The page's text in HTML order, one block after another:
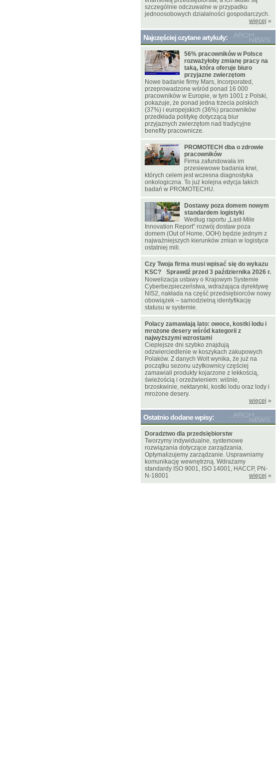
szczególnie odczuwalne w przypadku
jednoosobowych działalności gospodarczych.
więcej »
Najczęściej czytane artykuły:
56% pracowników w Polsce
rozważyłoby zmianę pracy na
taką, która oferuje biuro
przyjazne zwierzętom
Nowe badanie firmy Mars, Incorporated,
przeprowadzone wśród ponad 16 000
pracowników w Europie, w tym 1001 z Polski,
pokazuje, że ponad jedna trzecia polskich
(37%) i europejskich (36%) pracowników
przedkłada politykę dotyczącą biur
przyjaznych zwierzętom nad tradycyjne
benefity pracownicze.
PROMOTECH dba o zdrowie
pracowników
Firma zafundowała im
przesiewowe badania krwi,
których celem jest wczesna diagnostyka
onkologiczna. To już kolejna edycja takich
badań w PROMOTECHU.
Dostawy poza domem nowym
standardem logistyki
Według raportu „Last-Mile
Innovation Report” rozwój dostaw poza
domem (Out of Home, OOH) będzie jednym z
najważniejszych kierunków zmian w logistyce
ostatniej mili.
Czy Twoja firma musi wpisać się do wykazu
KSC? Sprawdź przed 3 października 2026 r.
Nowelizacja ustawy o Krajowym Systemie
Cyberbezpieczeństwa, wdrażająca dyrektywę
NIS2, nakłada na część przedsiębiorców nowy
obowiązek – samodzielną identyfikację
statusu w systemie.
Polacy zamawiają lato: owoce, kostki lodu i
mrożone desery wśród kategorii z
najwyższymi wzrostami
Cieplejsze dni szybko znajdują
odzwierciedlenie w koszykach zakupowych
Polaków. Z danych Wolt wynika, że już na
początku sezonu użytkownicy częściej
zamawiali produkty kojarzone z lekkością,
świeżością i orzeźwieniem: wiśnie,
brzoskwinie, nektarynki, kostki lodu oraz lody i
mrożone desery.
więcej »
Ostatnio dodane wpisy:
Doradztwo dla przedsiębiorstw
Tworzymy indywidualne, systemowe
rozwiązania dotyczące zarządzania.
Optymalizujemy zarządzanie. Usprawniamy
komunikację wewnętrzną. Wdrażamy
standardy ISO 9001, ISO 14001, HACCP, PN-
N-18001
więcej »